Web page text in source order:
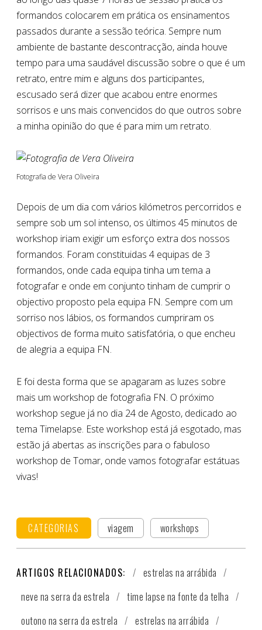
formandos colocarem em prática os ensinamentos
passados durante a sessão teórica. Sempre num
ambiente de bastante descontracção, ainda houve
tempo para uma saudável discussão sobre o que é um
retrato, entre mim e alguns dos participantes,
escusado será dizer que acabou entre enormes
sorrisos e uns mais convencidos do que outros sobre
a minha opinião do que é para mim um retrato.
Fotografia de Vera Oliveira
Depois de um dia com vários kilómetros percorridos e
sempre sob um sol intenso, os últimos 45 minutos de
workshop iriam exigir um esforço extra dos nossos
formandos. Foram constituidas 4 equipas de 3
formandos, onde cada equipa tinha um tema a
fotografar e onde em conjunto tinham de cumprir o
objectivo proposto pela equipa FN. Sempre com um
sorriso nos lábios, os formandos cumpriram os
objectivos de forma muito satisfatória, o que encheu
de alegria a equipa FN.
E foi desta forma que se apagaram as luzes sobre
mais um workshop de fotografia FN. O próximo
workshop segue já no dia 24 de Agosto, dedicado ao
tema Timelapse. Este workshop está já esgotado, mas
estão já abertas as inscrições para o fabuloso
workshop de Tomar, onde vamos fotografar estátuas
vivas!
CATEGORIAS viagem workshops
ARTIGOS RELACIONADOS:
estrelas na arrábida
neve na serra da estrela
time lapse na fonte da telha
outono na serra da estrela
estrelas na arrábida